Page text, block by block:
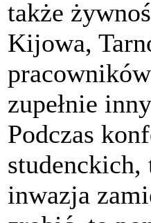
także
Kijowa,
zupełnie
Podczas
inwazja